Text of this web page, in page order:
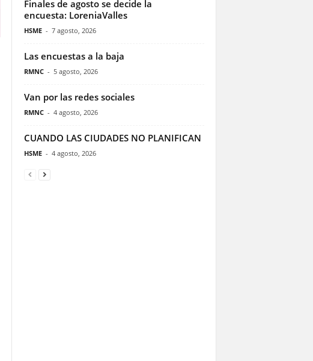
Finales de agosto se decide la
encuesta: LoreniaValles
HSME - 7 agosto, 2026
Las encuestas a la baja
RMNC - 5 agosto, 2026
Van por las redes sociales
RMNC - 4 agosto, 2026
CUANDO LAS CIUDADES NO PLANIFICAN
HSME - 4 agosto, 2026